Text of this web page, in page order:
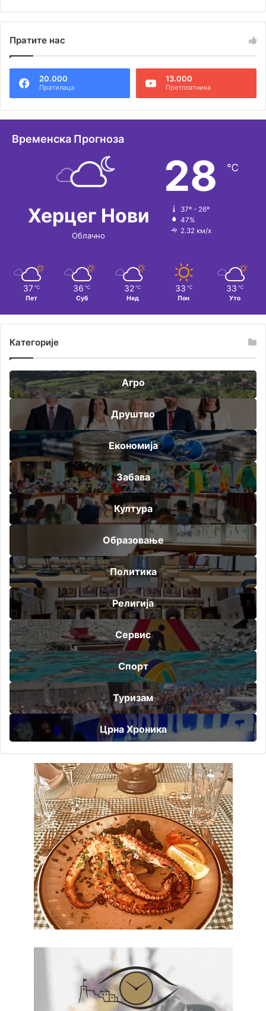
Пратите нас
20.000
Пратилаца
13.000
Претплатника
Временска Прогноза
Херцег Нови
Облачно
28 ℃
37º - 26º
47%
2.32 км/х
37 ℃
Пет
36 ℃
Суб
32 ℃
Нед
33 ℃
Пон
33 ℃
Уто
Категорије
Агро
Друштво
Економија
Забава
Култура
Образовање
Политика
Религија
Сервис
Спорт
Туризам
Црна Хроника